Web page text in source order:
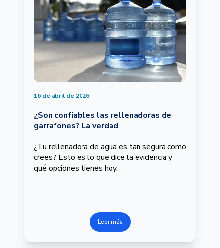
16 de abril de 2026
¿Son confiables las rellenadoras de
garrafones? La verdad
¿Tu rellenadora de agua es tan segura como
crees? Esto es lo que dice la evidencia y
qué opciones tienes hoy.
Leer más